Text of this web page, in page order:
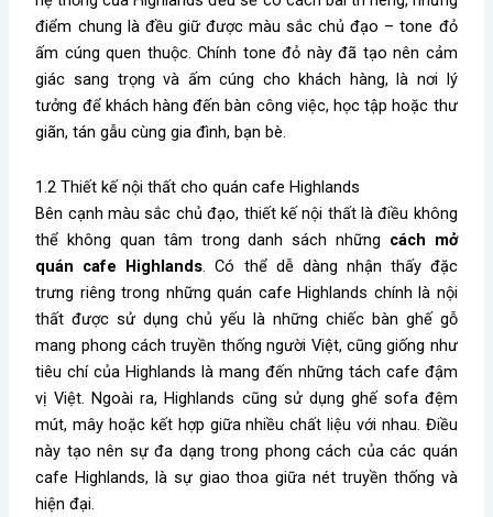
điểm chung là đều giữ được màu sắc chủ đạo – tone đỏ
ấm cúng quen thuộc. Chính tone đỏ này đã tạo nên cảm
giác sang trọng và ấm cúng cho khách hàng, là nơi lý
tưởng để khách hàng đến bàn công việc, học tập hoặc thư
giãn, tán gẫu cùng gia đình, bạn bè.
1.2 Thiết kế nội thất cho quán cafe Highlands
Bên cạnh màu sắc chủ đạo, thiết kế nội thất là điều không
thể không quan tâm trong danh sách những cách mở
quán cafe Highlands. Có thể dễ dàng nhận thấy đặc
trưng riêng trong những quán cafe Highlands chính là nội
thất được sử dụng chủ yếu là những chiếc bàn ghế gỗ
mang phong cách truyền thống người Việt, cũng giống như
tiêu chí của Highlands là mang đến những tách cafe đậm
vị Việt. Ngoài ra, Highlands cũng sử dụng ghế sofa đệm
mút, mây hoặc kết hợp giữa nhiều chất liệu với nhau. Điều
này tạo nên sự đa dạng trong phong cách của các quán
cafe Highlands, là sự giao thoa giữa nét truyền thống và
hiện đại.